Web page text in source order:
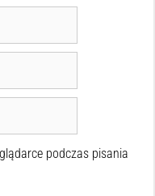
podczas pisania